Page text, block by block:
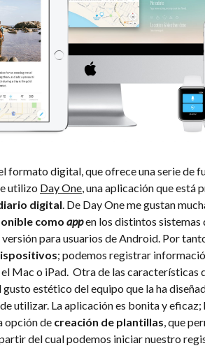
formato digital, que ofrece una serie de
utilizo Day One, una aplicación que está
digital. De Day One me gustan
como appen los distintos sistemas
para usuarios de Android. Por
; podemos registrar
Mac o iPad. Otra de las características
gusto estético del equipo que la ha
utilizar. La aplicación es bonita y eficaz;
opción de creación de plantillas, que
del cual podemos iniciar nuestro